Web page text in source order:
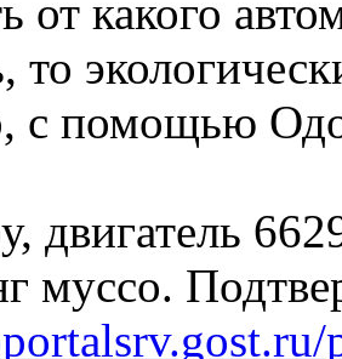
от какого
то
с помощью
двигатель
муссо.